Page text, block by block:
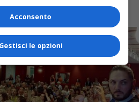
Zuppicchiatti
Acconsento
Gestisci le opzioni